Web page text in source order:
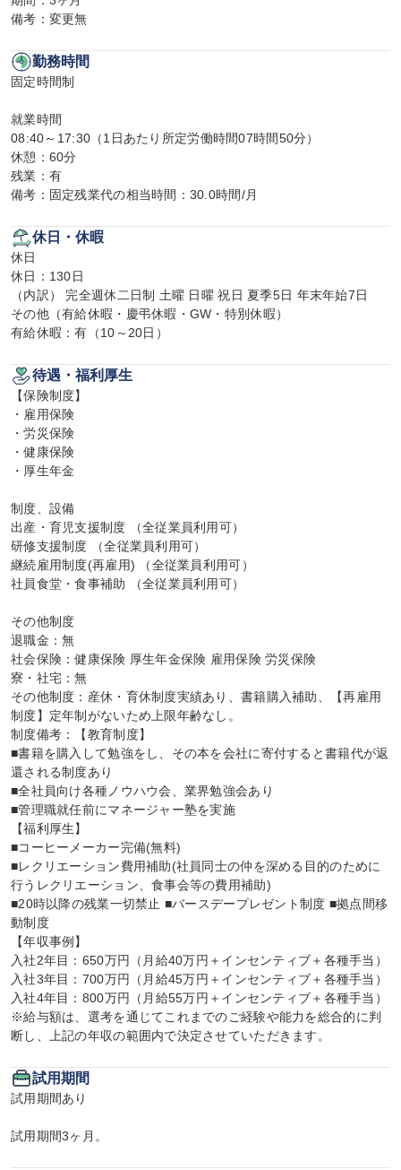
備考：変更無
勤務時間
固定時間制
就業時間
08:40～17:30（1日あたり所定労働時間07時間50分）
休憩：60分
残業：有
備考：固定残業代の相当時間：30.0時間/月
休日・休暇
休日
休日：130日
（内訳） 完全週休二日制 土曜 日曜 祝日 夏季5日 年末年始7日
その他（有給休暇・慶弔休暇・GW・特別休暇）
有給休暇：有（10～20日）
待遇・福利厚生
【保険制度】
・雇用保険
・労災保険
・健康保険
・厚生年金
制度、設備
出産・育児支援制度 （全従業員利用可）
研修支援制度 （全従業員利用可）
継続雇用制度(再雇用) （全従業員利用可）
社員食堂・食事補助 （全従業員利用可）
その他制度
退職金：無
社会保険：健康保険 厚生年金保険 雇用保険 労災保険
寮・社宅：無
その他制度：産休・育休制度実績あり、書籍購入補助、【再雇用
制度】定年制がないため上限年齢なし。
制度備考：【教育制度】
■書籍を購入して勉強をし、その本を会社に寄付すると書籍代が返
還される制度あり
■全社員向け各種ノウハウ会、業界勉強会あり
■管理職就任前にマネージャー塾を実施
【福利厚生】
■コーヒーメーカー完備(無料)
■レクリエーション費用補助(社員同士の仲を深める目的のために
行うレクリエーション、食事会等の費用補助)
■20時以降の残業一切禁止 ■バースデープレゼント制度 ■拠点間移
動制度
【年収事例】
入社2年目：650万円（月給40万円＋インセンティブ＋各種手当）
入社3年目：700万円（月給45万円＋インセンティブ＋各種手当）
入社4年目：800万円（月給55万円＋インセンティブ＋各種手当）
※給与額は、選考を通じてこれまでのご経験や能力を総合的に判
断し、上記の年収の範囲内で決定させていただきます。
試用期間
試用期間あり
試用期間3ヶ月。